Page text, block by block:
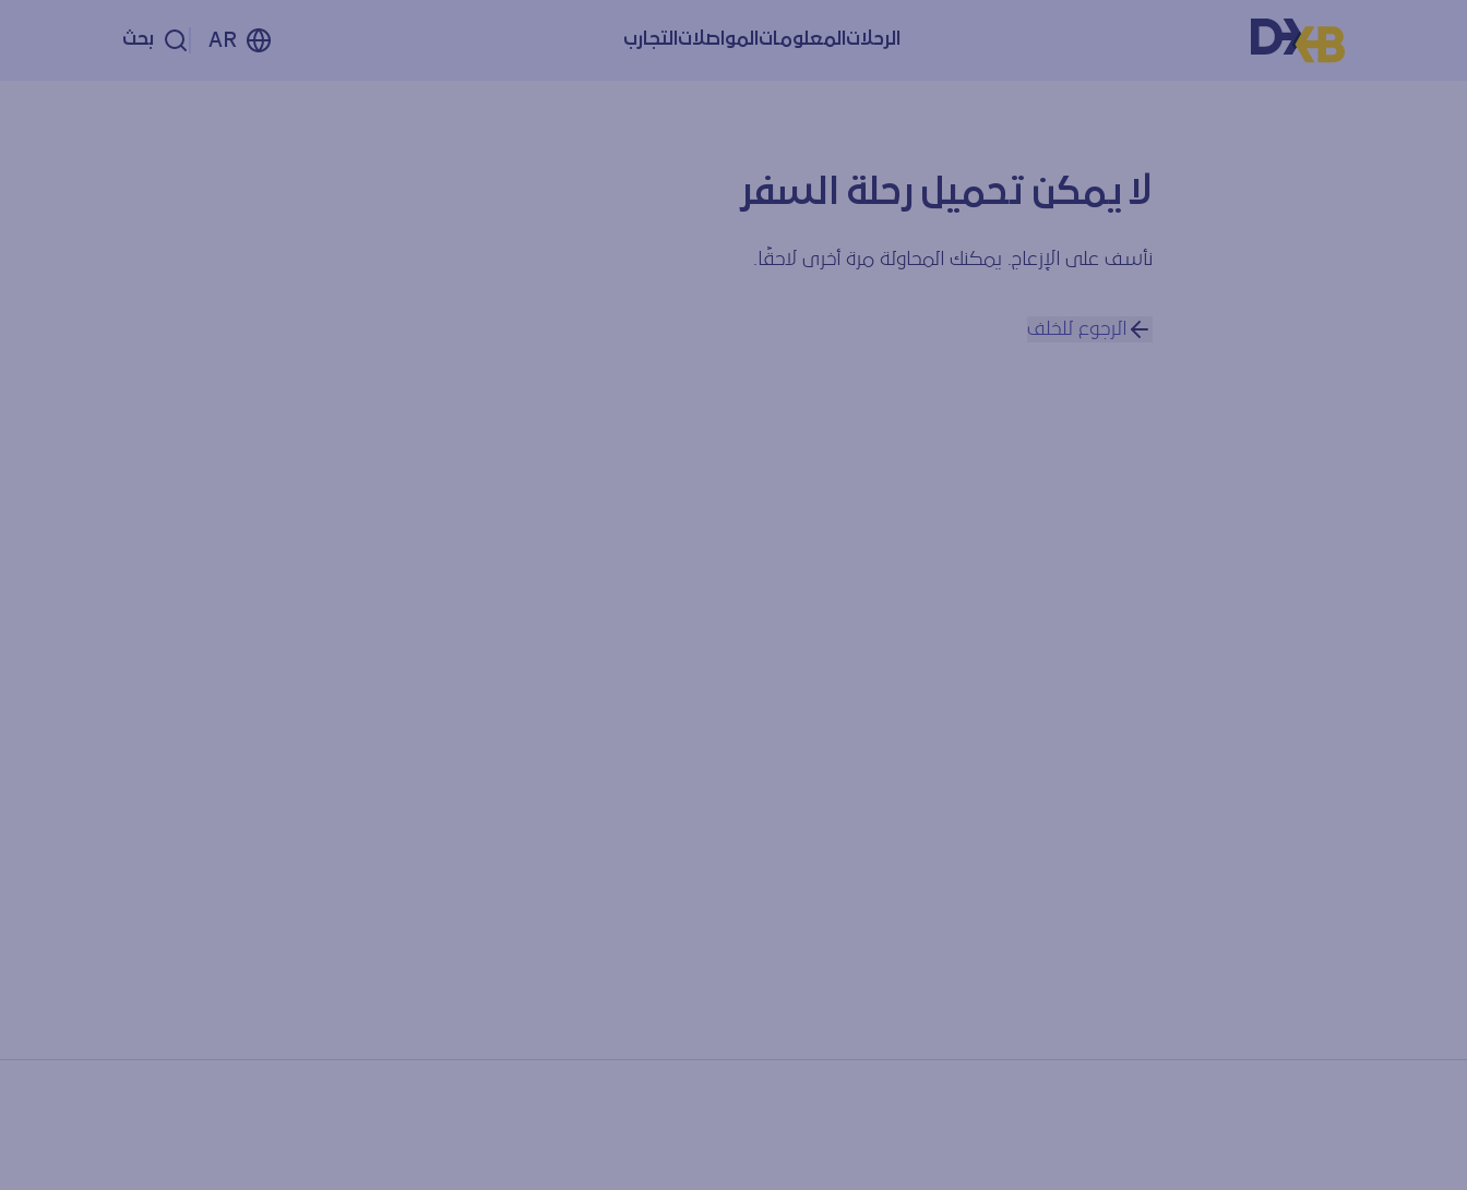
الرحلاتالمعلوماتالمواصلاتالتجارب AR بحث
لا يمكن تحميل رحلة السفر
نأسف على الإزعاج. يمكنك المحاولة مرة أخرى لاحقًا.
الرجوع للخلف